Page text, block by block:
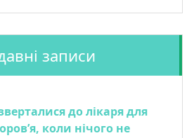
записи
до лікаря для
коли нічого не